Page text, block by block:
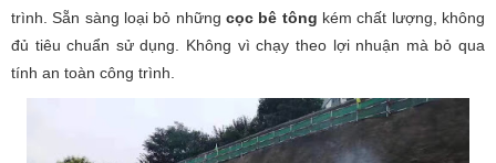
trình. Sẵn sàng loại bỏ những cọc bê tông kém chất lượng, không
đủ tiêu chuẩn sử dụng. Không vì chạy theo lợi nhuận mà bỏ qua
tính an toàn công trình.